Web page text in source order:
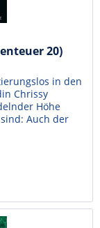
20)
in den
Chrissy
Höhe
Auch der